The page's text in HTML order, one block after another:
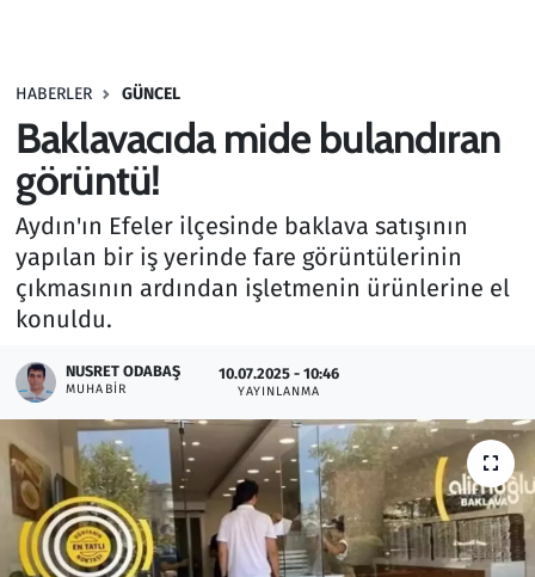
HABERLER GÜNCEL
Baklavacıda mide bulandıran
görüntü!
Aydın'ın Efeler ilçesinde baklava satışının
yapılan bir iş yerinde fare görüntülerinin
çıkmasının ardından işletmenin ürünlerine el
konuldu.
NUSRET ODABAŞ
MUHABIR
10.07.2025 - 10:46
YAYINLANMA
Haber
Kültür Sanat
Kurumsal Haberler
Lezzet Durağı
Oyun
Ramazan